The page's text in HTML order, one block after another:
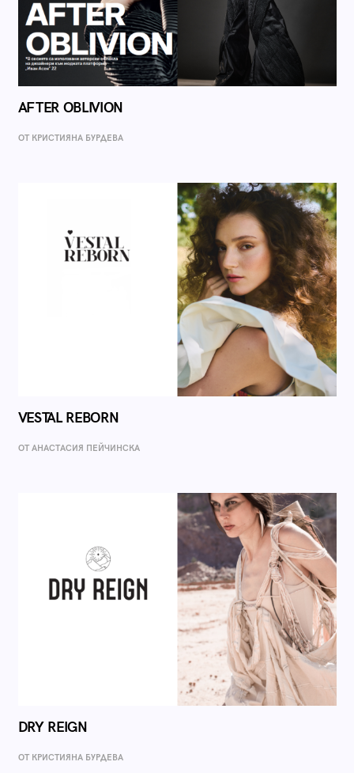
AFTER OBLIVION
ОТ КРИСТИЯНА БУРДЕВА
VESTAL REBORN
ОТ AНАСТАСИЯ ПЕЙЧИНСКА
DRY REIGN
ОТ КРИСТИЯНА БУРДЕВА